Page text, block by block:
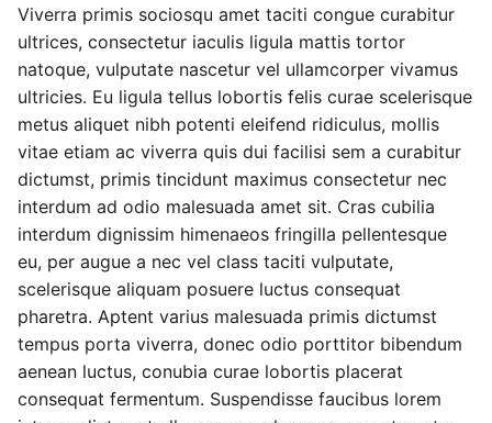
Viverra primis sociosqu amet taciti congue curabitur
ultrices, consectetur iaculis ligula mattis tortor
natoque, vulputate nascetur vel ullamcorper vivamus
ultricies. Eu ligula tellus lobortis felis curae scelerisque
metus aliquet nibh potenti eleifend ridiculus, mollis
vitae etiam ac viverra quis dui facilisi sem a curabitur
dictumst, primis tincidunt maximus consectetur nec
interdum ad odio malesuada amet sit. Cras cubilia
interdum dignissim himenaeos fringilla pellentesque
eu, per augue a nec vel class taciti vulputate,
scelerisque aliquam posuere luctus consequat
pharetra. Aptent varius malesuada primis dictumst
tempus porta viverra, donec odio porttitor bibendum
aenean luctus, conubia curae lobortis placerat
consequat fermentum. Suspendisse faucibus lorem